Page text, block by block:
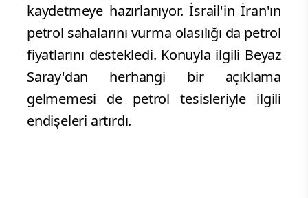
kaydetmeye hazırlanıyor. İsrail'in İran'ın
petrol sahalarını vurma olasılığı da petrol
fiyatlarını destekledi. Konuyla ilgili Beyaz
Saray'dan herhangi bir açıklama
gelmemesi de petrol tesisleriyle ilgili
endişeleri artırdı.